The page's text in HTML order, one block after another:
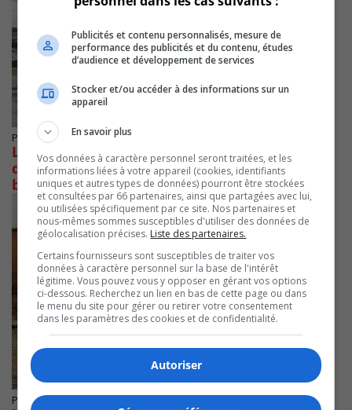
Publié le 9 septembre 2020 à 17h15
Le maire de La Prairie fait le point sur le
dossier de l’avenir du terrain de l’ancienne
briqueterie
Publié le 6 avril 2020 à 20h18
Publicités et contenu personnalisés, mesure de
performance des publicités et du contenu, études
d’audience et développement de services
Stocker et/ou accéder à des informations sur un
appareil
En savoir plus
Vos données à caractère personnel seront traitées, et les
informations liées à votre appareil (cookies, identifiants
uniques et autres types de données) pourront être stockées
et consultées par 66 partenaires, ainsi que partagées avec lui,
ou utilisées spécifiquement par ce site. Nos partenaires et
nous-mêmes sommes susceptibles d'utiliser des données de
géolocalisation précises. Liste des partenaires.
Certains fournisseurs sont susceptibles de traiter vos
données à caractère personnel sur la base de l'intérêt
légitime. Vous pouvez vous y opposer en gérant vos options
ci-dessous. Recherchez un lien en bas de cette page ou dans
le menu du site pour gérer ou retirer votre consentement
dans les paramètres des cookies et de confidentialité.
Autoriser